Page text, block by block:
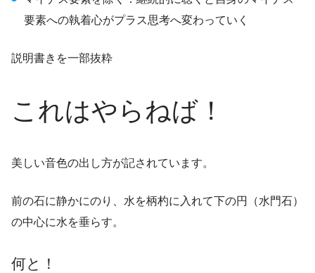
要素への執着心がプラス思考へ変わっていく
説明書きを一部抜粋
これはやらねば！
美しい音色の出し方が記されています。
前の石に静かにのり、水を柄杓に入れて下の円（水門石）
の中心に水を垂らす。
何と！